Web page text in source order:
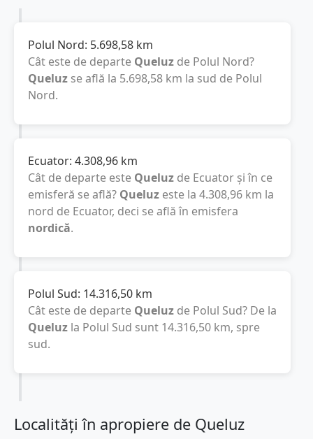
Polul Nord: 5.698,58 km
Cât este de departe Queluz de Polul Nord?
Queluz se află la 5.698,58 km la sud de Polul
Nord.
Ecuator: 4.308,96 km
Cât de departe este Queluz de Ecuator și în ce
emisferă se află? Queluz este la 4.308,96 km la
nord de Ecuator, deci se află în emisfera
nordică.
Polul Sud: 14.316,50 km
Cât este de departe Queluz de Polul Sud? De la
Queluz la Polul Sud sunt 14.316,50 km, spre
sud.
Localități în apropiere de Queluz